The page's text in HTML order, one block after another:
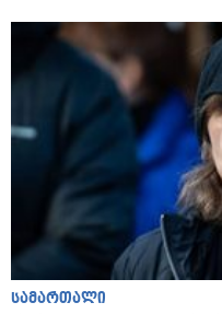
სამართალი